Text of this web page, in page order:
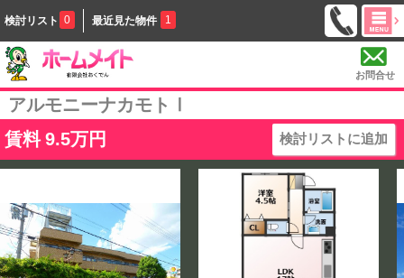
検討リスト 0 最近見た物件 1
お問合せ
アルモニーナカモトⅠ
賃料 9.5万円 検討リストに追加